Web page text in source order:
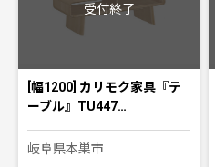
受付終了
[幅1200] カリモク家具『テ
ーブル』TU447…
岐阜県本巣市